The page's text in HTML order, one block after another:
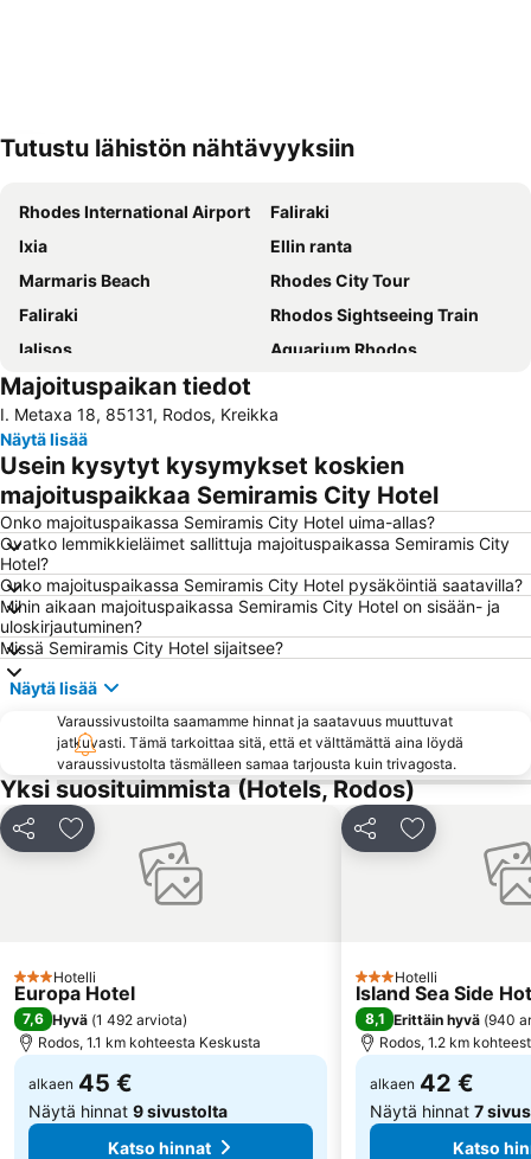
Tutustu lähistön nähtävyyksiin
Rhodes International Airport
Faliraki
Ixia
Ellin ranta
Marmaris Beach
Rhodes City Tour
Faliraki
Rhodos Sightseeing Train
Ialisos
Aquarium Rhodos
Old Town Gates
Μedieval city of Rhodes
Water Park Faliraki
Afandou
Cactus
Kallithea terme
Pallas - 5 Cinemas Center
Icmeler II Public Beach
Acropolis of Lindos
Icmeler Beach
Mandraki
Faliraki 1
Kolimbia
Castellum
Stegna
Aqua Dream Water Park
Melina Merkouri - Medieval Moat Theater
Agathi
Orfanidou
Mandráki
«The Blue Orange Band» live Friday's
Rodini Park
Lardos
Kon Tiki
26. 28th October - NO anniversary
Diagoras Stadium
Anthony Quinn's bay
Kolymbia A - Limanaki
Pedi
Embonas Natural Kyparissos Forest
Marmaris Yacht Marina
Τhe Street of the Knights
Majoituspaikan tiedot
I. Metaxa 18, 85131, Rodos, Kreikka
Näytä lisää
Usein kysytyt kysymykset koskien
majoituspaikkaa Semiramis City Hotel
Onko majoituspaikassa Semiramis City Hotel uima-allas?
Ovatko lemmikkieläimet sallittuja majoituspaikassa Semiramis City
Hotel?
Onko majoituspaikassa Semiramis City Hotel pysäköintiä saatavilla?
Mihin aikaan majoituspaikassa Semiramis City Hotel on sisään- ja
uloskirjautuminen?
Missä Semiramis City Hotel sijaitsee?
Näytä lisää
Varaussivustoilta saamamme hinnat ja saatavuus muuttuvat
jatkuvasti. Tämä tarkoittaa sitä, että et välttämättä aina löydä
varaussivustolta täsmälleen samaa tarjousta kuin trivagosta.
Yksi suosituimmista (Hotels, Rodos)
Jaa Lisää suosikkeihin
3 Tähtiluokitus
Hotelli
Europa Hotel
7,6 Hyvä (1 492 arviota)
Rodos, 1.1 km kohteesta Keskusta
alkaen 45 €
Näytä hinnat 9 sivustolta
Katso hinnat
Jaa Lisää
3 Tähtiluokitus
Hotelli
Island Sea Side
8,1 Erittäin hyvä (940
Rodos, 1.2 km
alkaen 42 €
Näytä hinnat 7
Katso